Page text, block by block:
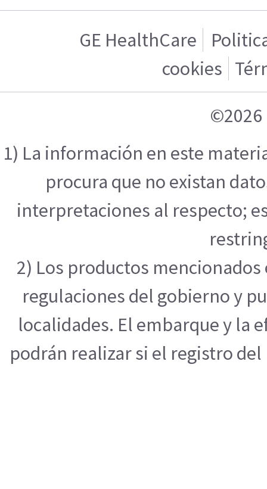
GE HealthCare
cookies
©2026
1) La información en este
procura que no existan
interpretaciones al respecto;
2) Los productos
regulaciones del gobierno y
localidades. El embarque y la
podrán realizar si el registro